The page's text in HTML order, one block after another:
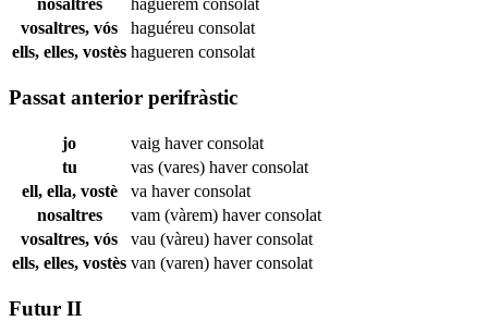
nosaltres haguérem consolat
vosaltres, vós
haguéreu consolat
ells, elles, vostès hagueren consolat
Passat anterior perifràstic
jo vaig haverconsolat
tu
vas (vares) haverconsolat
ell, ella, vostè
va haverconsolat
nosaltres
vam (vàrem) haverconsolat
vosaltres, vós
vau (vàreu) haverconsolat
ells, elles, vostès van (varen) haverconsolat
Futur II